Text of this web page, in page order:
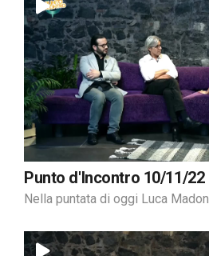
Punto d'Incontro 10/11/22
Nella puntata di oggi Luca